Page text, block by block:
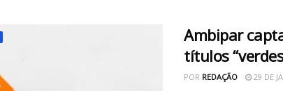
Ambipar
títulos
POR REDAÇÃO 29 DE